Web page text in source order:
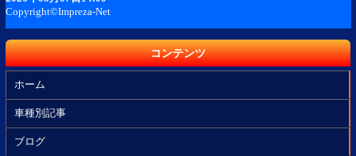
コンテンツ
ホーム
車種別記事
ブログ